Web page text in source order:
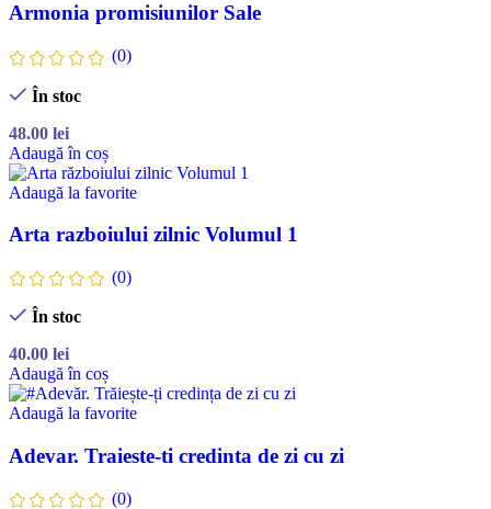
Armonia promisiunilor Sale
(0)
În stoc
48.00 lei
Adaugă în coș
Adaugă la favorite
Arta razboiului zilnic Volumul 1
(0)
În stoc
40.00 lei
Adaugă în coș
Adaugă la favorite
Adevar. Traieste-ti credinta de zi cu zi
(0)